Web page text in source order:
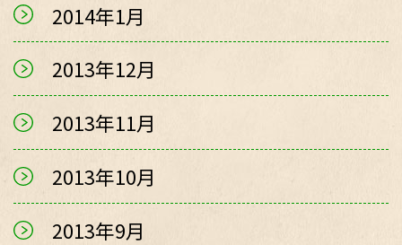
2014年1月
2013年12月
2013年11月
2013年10月
2013年9月